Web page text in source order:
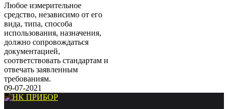
Любое измерительное
средство, независимо от его
вида, типа, способа
использования, назначения,
должно сопровождаться
документацией,
соответствовать стандартам и
отвечать заявленным
требованиям.
09-07-2021